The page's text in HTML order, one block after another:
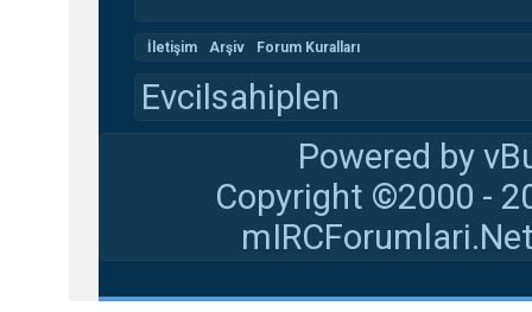
İletişim Arşiv Forum Kuralları
Evcilsahiplen
Powered by
Copyright ©2000 -